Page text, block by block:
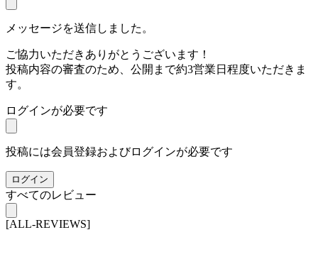
メッセージを送信しました。
ご協力いただきありがとうございます！
投稿内容の審査のため、公開まで約3営業日程度いただきま
す。
ログインが必要です
投稿には会員登録およびログインが必要です
ログイン
すべてのレビュー
[ALL-REVIEWS]